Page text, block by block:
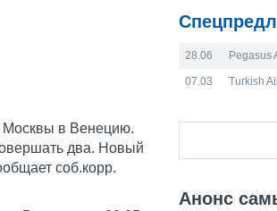
Москвы в Венецию.
два. Новый
соб.корр.
28.06 Pegasus
07.03 Turkish
Анонс